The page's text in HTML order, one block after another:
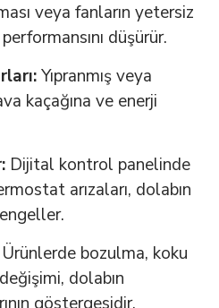
veya fanların yetersiz
düşürür.
Yıpranmış veya
kaçağına ve enerji
Dijital kontrol panelinde
arızaları, dolabın
Ürünlerde bozulma, koku
dolabın